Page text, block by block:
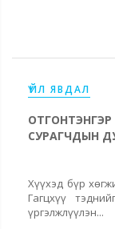
ҮЙЛ ЯВДАЛ
СУРАГЧДЫН
Хүүхэд бүр
Гагцхүү
үргэлжлүүлэн...